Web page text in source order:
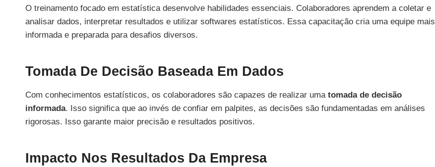
O treinamento focado em estatística desenvolve habilidades essenciais. Colaboradores aprendem a coletar e
analisar dados, interpretar resultados e utilizar softwares estatísticos. Essa capacitação cria uma equipe mais
informada e preparada para desafios diversos.
Tomada De Decisão Baseada Em Dados
Com conhecimentos estatísticos, os colaboradores são capazes de realizar uma tomada de decisão
informada. Isso significa que ao invés de confiar em palpites, as decisões são fundamentadas em análises
rigorosas. Isso garante maior precisão e resultados positivos.
Impacto Nos Resultados Da Empresa